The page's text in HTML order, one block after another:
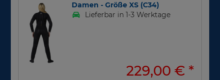
Damen - Größe XS (C34)
Lieferbar in 1-3 Werktage
229,00 € *